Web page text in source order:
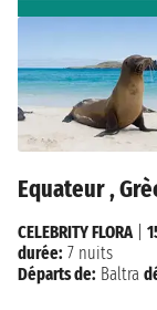
Equateur ,
CELEBRITY FLORA
durée: 7 nuits
Départs de: Baltra